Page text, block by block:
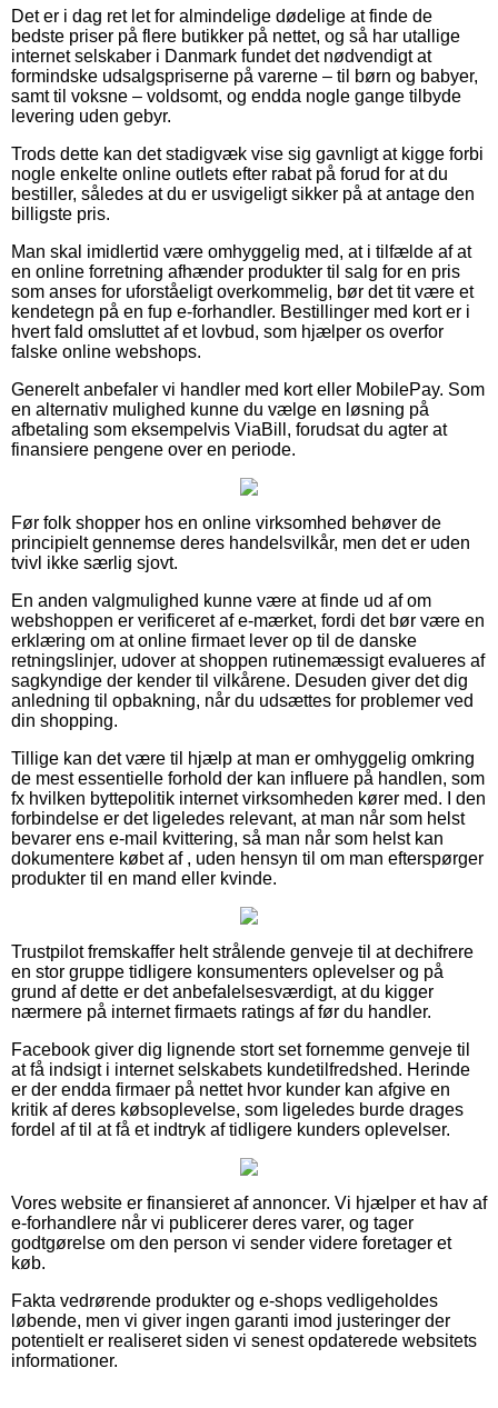
Det er i dag ret let for almindelige dødelige at finde de
bedste priser på flere butikker på nettet, og så har utallige
internet selskaber i Danmark fundet det nødvendigt at
formindske udsalgspriserne på varerne – til børn og babyer,
samt til voksne – voldsomt, og endda nogle gange tilbyde
levering uden gebyr.
Trods dette kan det stadigvæk vise sig gavnligt at kigge forbi
nogle enkelte online outlets efter rabat på forud for at du
bestiller, således at du er usvigeligt sikker på at antage den
billigste pris.
Man skal imidlertid være omhyggelig med, at i tilfælde af at
en online forretning afhænder produkter til salg for en pris
som anses for uforståeligt overkommelig, bør det tit være et
kendetegn på en fup e-forhandler. Bestillinger med kort er i
hvert fald omsluttet af et lovbud, som hjælper os overfor
falske online webshops.
Generelt anbefaler vi handler med kort eller MobilePay. Som
en alternativ mulighed kunne du vælge en løsning på
afbetaling som eksempelvis ViaBill, forudsat du agter at
finansiere pengene over en periode.
Før folk shopper hos en online virksomhed behøver de
principielt gennemse deres handelsvilkår, men det er uden
tvivl ikke særlig sjovt.
En anden valgmulighed kunne være at finde ud af om
webshoppen er verificeret af e-mærket, fordi det bør være en
erklæring om at online firmaet lever op til de danske
retningslinjer, udover at shoppen rutinemæssigt evalueres af
sagkyndige der kender til vilkårene. Desuden giver det dig
anledning til opbakning, når du udsættes for problemer ved
din shopping.
Tillige kan det være til hjælp at man er omhyggelig omkring
de mest essentielle forhold der kan influere på handlen, som
fx hvilken byttepolitik internet virksomheden kører med. I den
forbindelse er det ligeledes relevant, at man når som helst
bevarer ens e-mail kvittering, så man når som helst kan
dokumentere købet af , uden hensyn til om man efterspørger
produkter til en mand eller kvinde.
Trustpilot fremskaffer helt strålende genveje til at dechifrere
en stor gruppe tidligere konsumenters oplevelser og på
grund af dette er det anbefalelsesværdigt, at du kigger
nærmere på internet firmaets ratings af før du handler.
Facebook giver dig lignende stort set fornemme genveje til
at få indsigt i internet selskabets kundetilfredshed. Herinde
er der endda firmaer på nettet hvor kunder kan afgive en
kritik af deres købsoplevelse, som ligeledes burde drages
fordel af til at få et indtryk af tidligere kunders oplevelser.
Vores website er finansieret af annoncer. Vi hjælper et hav af
e-forhandlere når vi publicerer deres varer, og tager
godtgørelse om den person vi sender videre foretager et
køb.
Fakta vedrørende produkter og e-shops vedligeholdes
løbende, men vi giver ingen garanti imod justeringer der
potentielt er realiseret siden vi senest opdaterede websitets
informationer.